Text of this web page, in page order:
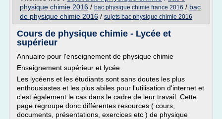
physique chimie 2016 / bac physique chimie france 2016 / bac
de physique chimie 2016 / sujets bac physique chimie 2016
Cours de physique chimie - Lycée et
supérieur
Annuaire pour l'enseignement de physique chimie
Enseignement supérieur et lycée
Les lycéens et les étudiants sont sans doutes les plus
enthousiastes et les plus abiles pour l'utilisation d'internet et
c'est également le cas dans le cadre de leur travail. Cette
page regroupe donc différentes resources ( cours,
documents, présentations, exercices etc ) de physique